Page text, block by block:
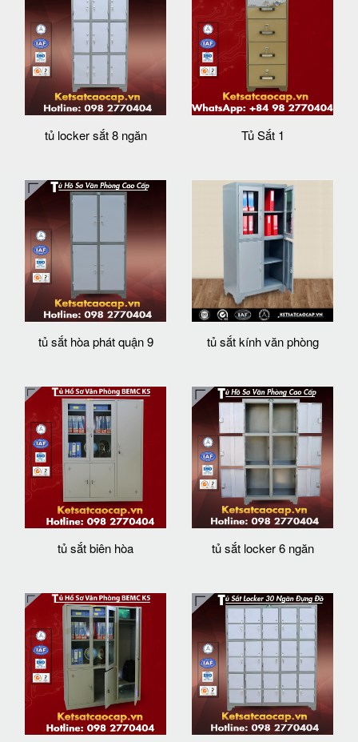
tủ locker sắt 8 ngăn Tủ Sắt 1
tủ sắt hòa phát quận 9 tủ sắt kính văn phòng
tủ sắt biên hòa tủ sắt locker 6 ngăn